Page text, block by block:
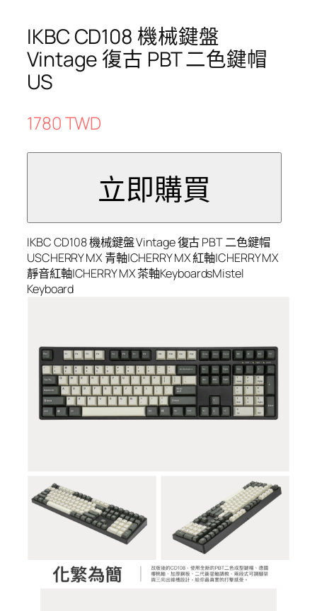
IKBC CD108 機械鍵盤
Vintage 復古 PBT 二色鍵帽
US
1780 TWD
IKBC CD108 機械鍵盤 Vintage 復古 PBT 二色鍵帽
USCHERRY MX 青軸|CHERRY MX 紅軸|CHERRY MX
靜音紅軸|CHERRY MX 茶軸KeyboardsMistel
Keyboard